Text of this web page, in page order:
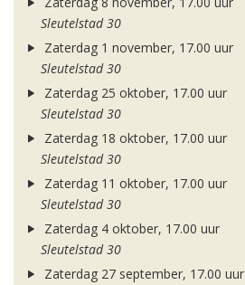
Sleutelstad 30
Zaterdag 1 november, 17.00 uur
Sleutelstad 30
Zaterdag 25 oktober, 17.00 uur
Sleutelstad 30
Zaterdag 18 oktober, 17.00 uur
Sleutelstad 30
Zaterdag 11 oktober, 17.00 uur
Sleutelstad 30
Zaterdag 4 oktober, 17.00 uur
Sleutelstad 30
Zaterdag 27 september, 17.00 uur